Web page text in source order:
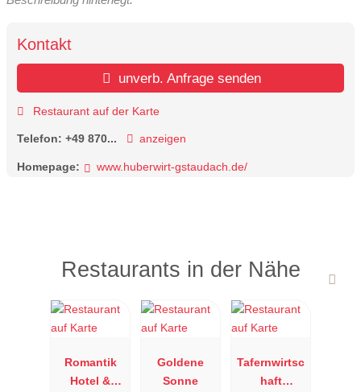
Kontakt
unverb. Anfrage senden
Restaurant auf der Karte
Telefon: +49 870... anzeigen
Homepage: www.huberwirt-gstaudach.de/
Restaurants in der Nähe
Romantik
Hotel &
Goldene
Sonne
Tafernwirtsc
haft